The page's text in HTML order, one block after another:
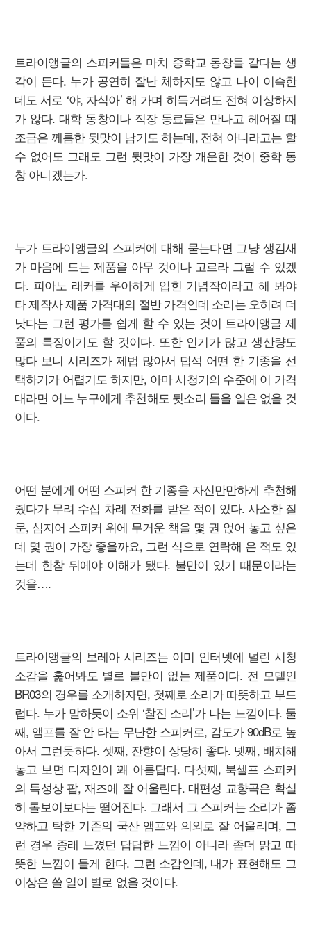
트라이앵글의 스피커들은 마치 중학교 동창들 같다는 생
각이 든다. 누가 공연히 잘난 체하지도 않고 나이 이슥한
데도 서로 ‘야, 자식아’ 해 가며 히득거려도 전혀 이상하지
가 않다. 대학 동창이나 직장 동료들은 만나고 헤어질 때
조금은 께름한 뒷맛이 남기도 하는데, 전혀 아니라고는 할
수 없어도 그래도 그런 뒷맛이 가장 개운한 것이 중학 동
창 아니겠는가.
누가 트라이앵글의 스피커에 대해 묻는다면 그냥 생김새
가 마음에 드는 제품을 아무 것이나 고르라 그럴 수 있겠
다. 피아노 래커를 우아하게 입힌 기념작이라고 해 봐야
타 제작사 제품 가격대의 절반 가격인데 소리는 오히려 더
낫다는 그런 평가를 쉽게 할 수 있는 것이 트라이앵글 제
품의 특징이기도 할 것이다. 또한 인기가 많고 생산량도
많다 보니 시리즈가 제법 많아서 덥석 어떤 한 기종을 선
택하기가 어렵기도 하지만, 아마 시청기의 수준에 이 가격
대라면 어느 누구에게 추천해도 뒷소리 들을 일은 없을 것
이다.
어떤 분에게 어떤 스피커 한 기종을 자신만만하게 추천해
줬다가 무려 수십 차례 전화를 받은 적이 있다. 사소한 질
문, 심지어 스피커 위에 무거운 책을 몇 권 얹어 놓고 싶은
데 몇 권이 가장 좋을까요, 그런 식으로 연락해 온 적도 있
는데 한참 뒤에야 이해가 됐다. 불만이 있기 때문이라는
것을….
트라이앵글의 보레아 시리즈는 이미 인터넷에 널린 시청
소감을 훑어봐도 별로 불만이 없는 제품이다. 전 모델인
BR03의 경우를 소개하자면, 첫째로 소리가 따뜻하고 부드
럽다. 누가 말하듯이 소위 ‘찰진 소리’가 나는 느낌이다. 둘
째, 앰프를 잘 안 타는 무난한 스피커로, 감도가 90dB로 높
아서 그런듯하다. 셋째, 잔향이 상당히 좋다. 넷째, 배치해
놓고 보면 디자인이 꽤 아름답다. 다섯째, 북셀프 스피커
의 특성상 팝, 재즈에 잘 어울린다. 대편성 교향곡은 확실
히 톨보이보다는 떨어진다. 그래서 그 스피커는 소리가 좀
약하고 탁한 기존의 국산 앰프와 의외로 잘 어울리며, 그
런 경우 종래 느꼈던 답답한 느낌이 아니라 좀더 맑고 따
뜻한 느낌이 들게 한다. 그런 소감인데, 내가 표현해도 그
이상은 쓸 일이 별로 없을 것이다.